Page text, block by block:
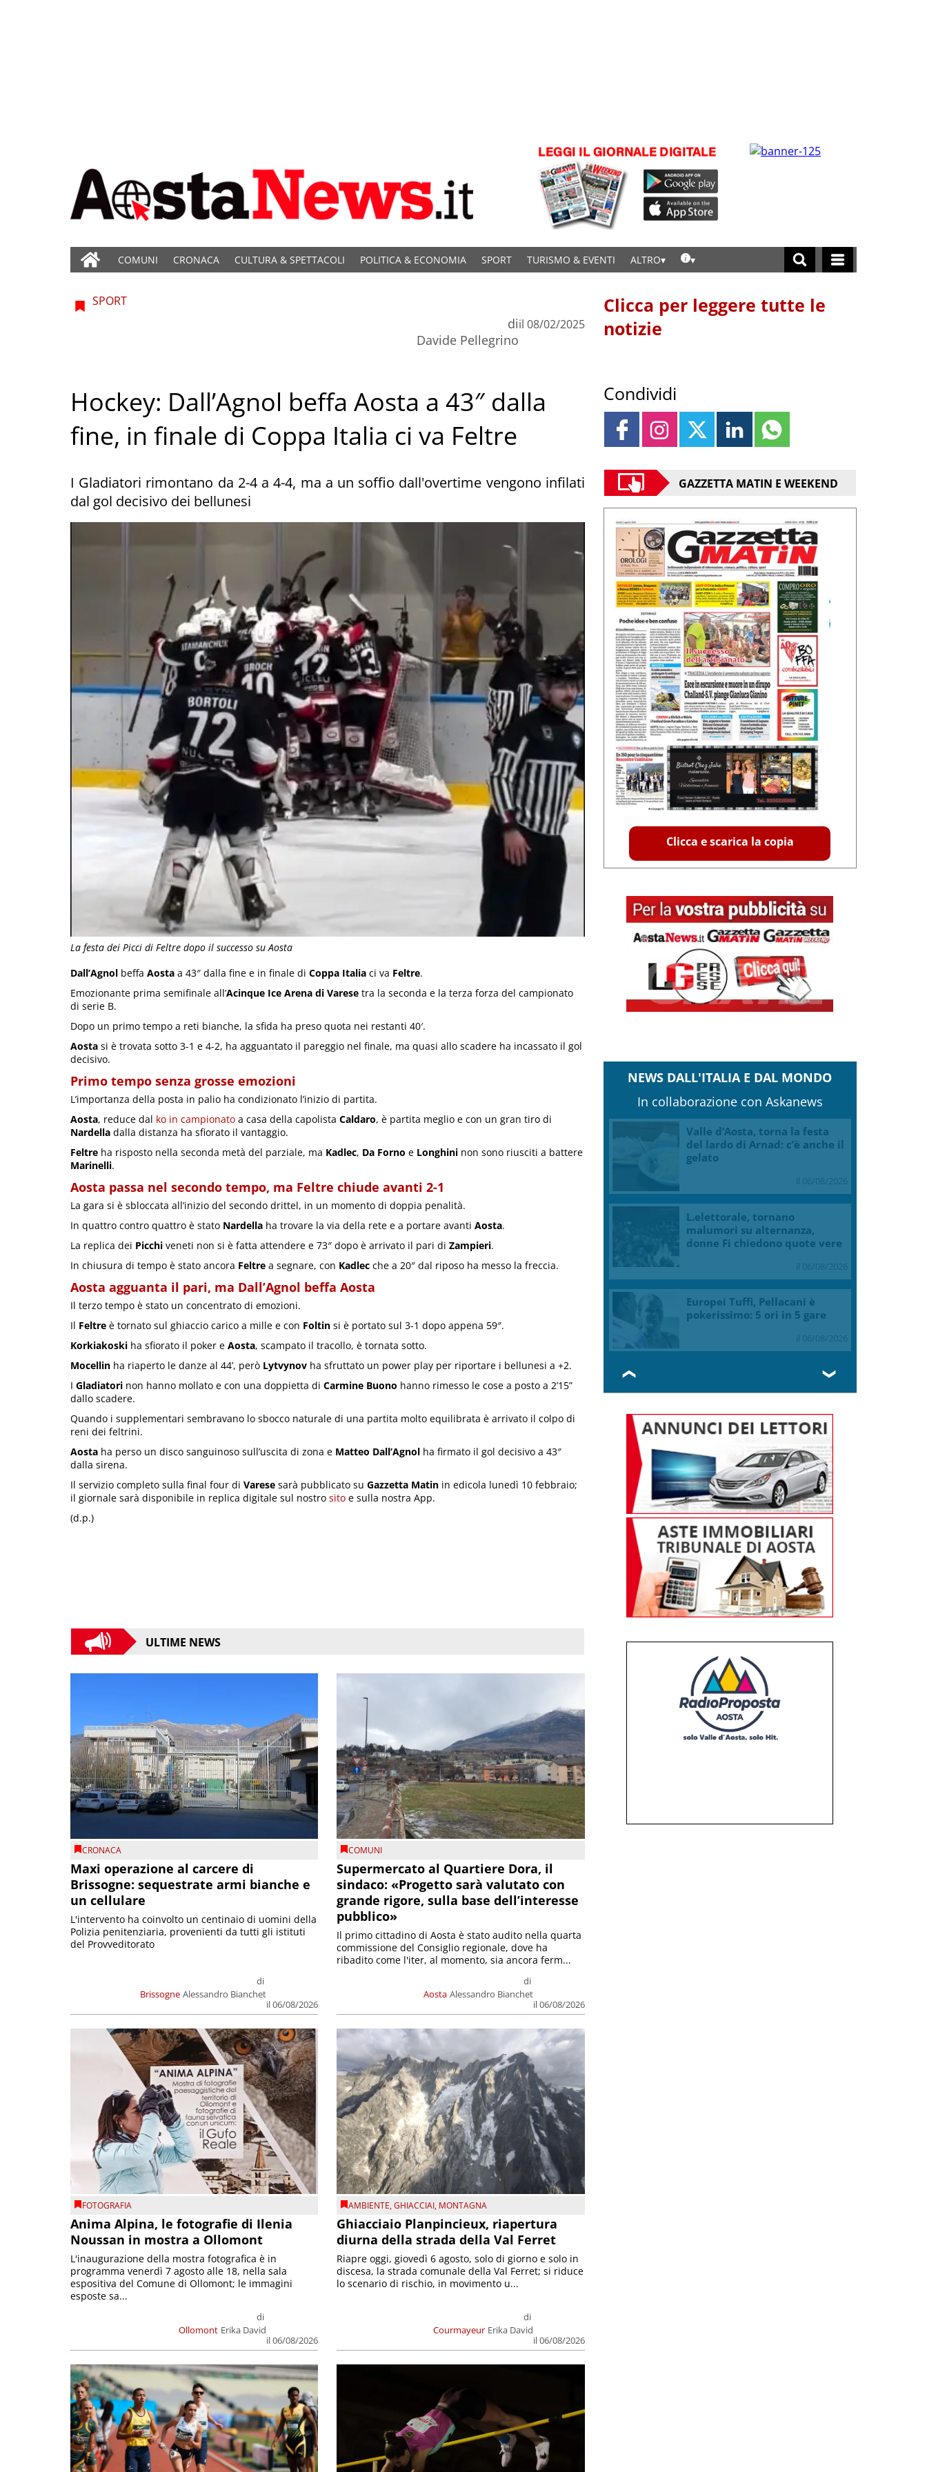
COMUNI CRONACA CULTURA & SPETTACOLI POLITICA & ECONOMIA SPORT TURISMO & EVENTI ALTRO
La festa dei Picci di Feltre dopo il successo su Aosta
SPORT
di
Davide Pellegrino
il 08/02/2025
Hockey: Dall’Agnol beffa Aosta a 43″ dalla
fine, in finale di Coppa Italia ci va Feltre
I Gladiatori rimontano da 2-4 a 4-4, ma a un soffio dall'overtime vengono infilati
dal gol decisivo dei bellunesi
Dall’Agnol beffa Aosta a 43″ dalla fine e in finale di Coppa Italia ci va Feltre.
Emozionante prima semifinale all’Acinque Ice Arena di Varese tra la seconda e la terza forza del campionato
di serie B.
Dopo un primo tempo a reti bianche, la sfida ha preso quota nei restanti 40′.
Aosta si è trovata sotto 3-1 e 4-2, ha agguantato il pareggio nel finale, ma quasi allo scadere ha incassato il gol
decisivo.
Primo tempo senza grosse emozioni
L’importanza della posta in palio ha condizionato l’inizio di partita.
Aosta, reduce dal ko in campionato a casa della capolista Caldaro, è partita meglio e con un gran tiro di
Nardella dalla distanza ha sfiorato il vantaggio.
Feltre ha risposto nella seconda metà del parziale, ma Kadlec, Da Forno e Longhini non sono riusciti a battere
Marinelli.
Aosta passa nel secondo tempo, ma Feltre chiude avanti 2-1
La gara si è sbloccata all’inizio del secondo drittel, in un momento di doppia penalità.
In quattro contro quattro è stato Nardella ha trovare la via della rete e a portare avanti Aosta.
La replica dei Picchi veneti non si è fatta attendere e 73″ dopo è arrivato il pari di Zampieri.
In chiusura di tempo è stato ancora Feltre a segnare, con Kadlec che a 20″ dal riposo ha messo la freccia.
Aosta agguanta il pari, ma Dall’Agnol beffa Aosta
Il terzo tempo è stato un concentrato di emozioni.
Il Feltre è tornato sul ghiaccio carico a mille e con Foltin si è portato sul 3-1 dopo appena 59″.
Korkiakoski ha sfiorato il poker e Aosta, scampato il tracollo, è tornata sotto.
Mocellin ha riaperto le danze al 44’, però Lytvynov ha sfruttato un power play per riportare i bellunesi a +2.
I Gladiatori non hanno mollato e con una doppietta di Carmine Buono hanno rimesso le cose a posto a 2’15”
dallo scadere.
Quando i supplementari sembravano lo sbocco naturale di una partita molto equilibrata è arrivato il colpo di
reni dei feltrini.
Aosta ha perso un disco sanguinoso sull’uscita di zona e Matteo Dall’Agnol ha firmato il gol decisivo a 43″
dalla sirena.
Il servizio completo sulla final four di Varese sarà pubblicato su Gazzetta Matin in edicola lunedì 10 febbraio;
il giornale sarà disponibile in replica digitale sul nostro sito e sulla nostra App.
(d.p.)
ULTIME NEWS
CRONACA
Maxi operazione al carcere di
Brissogne: sequestrate armi bianche e
un cellulare
Brissogne
di
Alessandro Bianchet
il 06/08/2026
L'intervento ha coinvolto un centinaio di uomini della
Polizia penitenziaria, provenienti da tutti gli istituti
del Provveditorato
COMUNI
Supermercato al Quartiere Dora, il
sindaco: «Progetto sarà valutato con
grande rigore, sulla base dell’interesse
pubblico»
Aosta
di
Alessandro Bianchet
il 06/08/2026
Il primo cittadino di Aosta è stato audito nella quarta
commissione del Consiglio regionale, dove ha
ribadito come l'iter, al momento, sia ancora ferm...
FOTOGRAFIA
Anima Alpina, le fotografie di Ilenia
Noussan in mostra a Ollomont
Ollomont
di
Erika David
il 06/08/2026
L'inaugurazione della mostra fotografica è in
programma venerdì 7 agosto alle 18, nella sala
espositiva del Comune di Ollomont; le immagini
esposte sa...
AMBIENTE,GHIACCIAI, MONTAGNA
Ghiacciaio Planpincieux, riapertura
diurna della strada della Val Ferret
Courmayeur
di
Erika David
il 06/08/2026
Riapre oggi, giovedì 6 agosto, solo di giorno e solo in
discesa, la strada comunale della Val Ferret; si riduce
lo scenario di rischio, in movimento u...
Clicca per leggere tutte le
notizie
Condividi
GAZZETTA MATIN E WEEKEND
Clicca e scarica la copia
NEWS DALL'ITALIA E DAL MONDO
In collaborazione con Askanews
Valle d’Aosta, torna la festa
del lardo di Arnad: c’è anche il
gelato
il 06/08/2026
L.elettorale, tornano
malumori su alternanza,
donne Fi chiedono quote vere
il 06/08/2026
Europei Tuffi, Pellacani è
pokerissimo: 5 ori in 5 gare
il 06/08/2026
❮ ❯